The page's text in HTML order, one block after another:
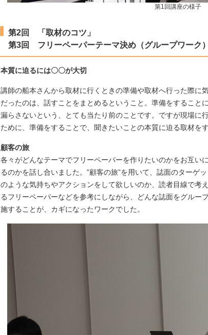
第1回講座の様子
第2回 「取材のコツ」
第3回 フリーペーパーテーマ決め（グループワーク）
本質に迫るには〇〇が大切
講師の船本さんから取材に行くときの準備や取材へ行った際に
だったのは、話すことをまとめるということ。準備をすること
漏らさないという、とても当たり前のことです。ですが現場に
ために、準備をすることで、聞きたいことの本質に迫る取材を
顧客の旅
各々がどんなテーマでフリーペーパーを作りたいのかをお互い
るのかを話し合いました。”顧客の旅”を用いて、誌面のターゲ
のような気持ちやアクションをして欲しいのか、読者目線で考
るフリーペーパーなどを参考にしながら、どんな誌面をグルー
施することが、カギになったワークでした。